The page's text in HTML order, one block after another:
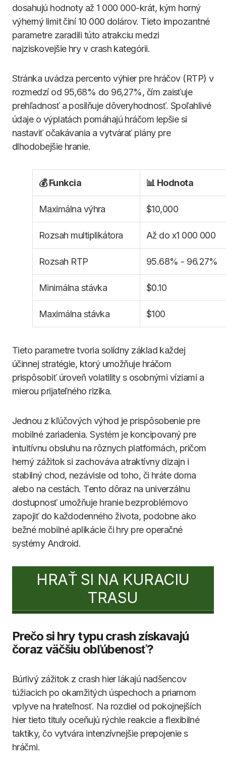
dosahujú hodnoty až 1 000 000-krát, kým horný
výherný limit činí 10 000 dolárov. Tieto impozantné
parametre zaradili túto atrakciu medzi
najziskovejšie hry v crash kategórii.
Stránka uvádza percento výhier pre hráčov (RTP) v
rozmedzí od 95,68% do 96,27%, čím zaisťuje
prehľadnosť a posilňuje dôveryhodnosť. Spoľahlivé
údaje o výplatách pomáhajú hráčom lepšie si
nastaviť očakávania a vytvárať plány pre
dlhodobejšie hranie.
💰 Funkcia 📊 Hodnota
Maximálna výhra $10,000
Rozsah multiplikátora Až do x1 000 000
Rozsah RTP 95.68% - 96.27%
Minimálna stávka $0.10
Maximálna stávka $100
Tieto parametre tvoria solídny základ každej
účinnej stratégie, ktorý umožňuje hráčom
prispôsobiť úroveň volatility s osobnými víziami a
mierou prijateľného rizika.
Jednou z kľúčových výhod je prispôsobenie pre
mobilné zariadenia. Systém je koncipovaný pre
intuitívnu obsluhu na rôznych platformách, pričom
herný zážitok si zachováva atraktívny dizajn i
stabilný chod, nezávisle od toho, či hráte doma
alebo na cestách. Tento dôraz na univerzálnu
dostupnosť umožňuje hranie bezproblémovo
zapojiť do každodenného života, podobne ako
bežné mobilné aplikácie či hry pre operačné
systémy Android.
HRAŤ SI NA KURACIU
TRASU
Prečo si hry typu crash získavajú
čoraz väčšiu obľúbenosť?
Búrlivý zážitok z crash hier lákajú nadšencov
túžiacich po okamžitých úspechoch a priamom
vplyve na hrateľnosť. Na rozdiel od pokojnejších
hier tieto tituly oceňujú rýchle reakcie a flexibilné
taktiky, čo vytvára intenzívnejšie prepojenie s
hráčmi.